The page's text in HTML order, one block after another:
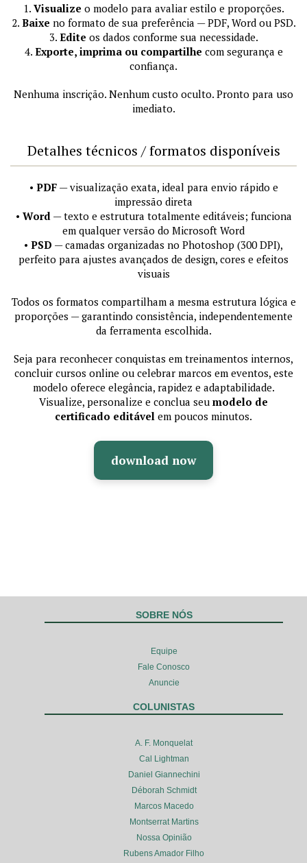
1. Visualize o modelo para avaliar estilo e proporções.
2. Baixe no formato de sua preferência — PDF, Word ou PSD.
3. Edite os dados conforme sua necessidade.
4. Exporte, imprima ou compartilhe com segurança e
confiança.
Nenhuma inscrição. Nenhum custo oculto. Pronto para uso
imediato.
Detalhes técnicos / formatos disponíveis
• PDF— visualização exata, ideal para envio rápido e
impressão direta
• Word — texto e estrutura totalmente editáveis; funciona
em qualquer versão do Microsoft Word
• PSD — camadas organizadas no Photoshop (300 DPI),
perfeito para ajustes avançados de design, cores e efeitos
visuais
Todos os formatos compartilham a mesma estrutura lógica e
proporções — garantindo consistência, independentemente
da ferramenta escolhida.
Seja para reconhecer conquistas em treinamentos internos,
concluir cursos online ou celebrar marcos em eventos, este
modelo oferece elegância, rapidez e adaptabilidade.
Visualize, personalize e conclua seu modelo de
certificado editável em poucos minutos.
download now
SOBRE NÓS
Equipe
Fale Conosco
Anuncie
COLUNISTAS
A. F. Monquelat
Cal Lightman
Daniel Giannechini
Déborah Schmidt
Marcos Macedo
Montserrat Martins
Nossa Opinião
Rubens Amador Filho